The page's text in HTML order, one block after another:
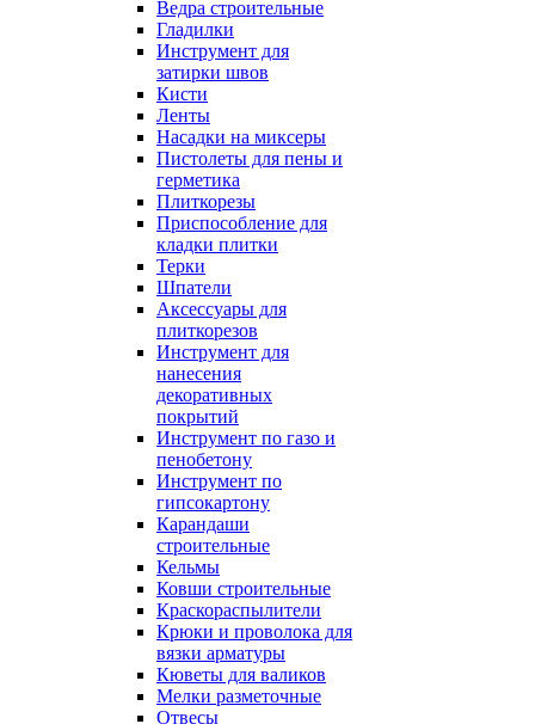
Ведра строительные
Гладилки
Инструмент для
затирки швов
Кисти
Ленты
Насадки на миксеры
Пистолеты для пены и
герметика
Плиткорезы
Приспособление для
кладки плитки
Терки
Шпатели
Аксессуары для
плиткорезов
Инструмент для
нанесения
декоративных
покрытий
Инструмент по газо и
пенобетону
Инструмент по
гипсокартону
Карандаши
строительные
Кельмы
Ковши строительные
Краскораспылители
Крюки и проволока для
вязки арматуры
Кюветы для валиков
Мелки разметочные
Отвесы